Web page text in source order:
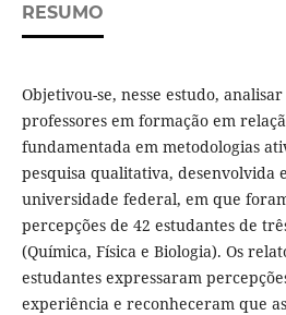
RESUMO
Objetivou-se, nesse estudo,
professores em formação em
fundamentada em metodologias
pesquisa qualitativa, desenvolvida
universidade federal, em que
percepções de 42 estudantes de
(Química, Física e Biologia). Os
estudantes expressaram
experiência e reconheceram que